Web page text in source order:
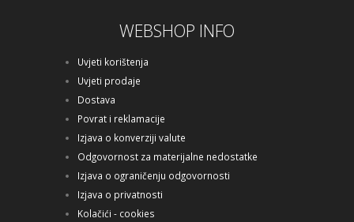
WEBSHOP INFO
Uvjeti korištenja
Uvjeti prodaje
Dostava
Povrat i reklamacije
Izjava o konverziji valute
Odgovornost za materijalne nedostatke
Izjava o ograničenju odgovornosti
Izjava o privatnosti
Kolačići - cookies